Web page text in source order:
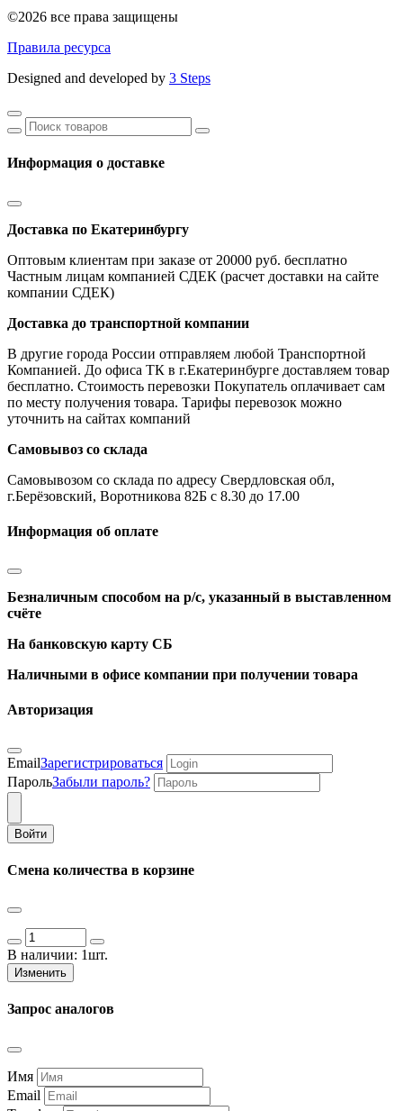
©2026 все права защищены
Правила ресурса
Designed and developed by 3 Steps
Информация о доставке
Доставка по Екатеринбургу
Оптовым клиентам при заказе от 20000 руб. бесплатно
Частным лицам компанией СДЕК (расчет доставки на сайте
компании СДЕК)
Доставка до транспортной компании
В другие города России отправляем любой Транспортной
Компанией. До офиса ТК в г.Екатеринбурге доставляем товар
бесплатно. Стоимость перевозки Покупатель оплачивает сам
по месту получения товара. Тарифы перевозок можно
уточнить на сайтах компаний
Самовывоз со склада
Самовывозом со склада по адресу Свердловская обл,
г.Берёзовский, Воротникова 82Б с 8.30 до 17.00
Информация об оплате
Безналичным способом на р/с, указанный в выставленном
счёте
На банковскую карту СБ
Наличными в офисе компании при получении товара
Авторизация
EmailЗарегистрироваться
ПарольЗабыли пароль?
Войти
Смена количества в корзине
В наличии: 1шт.
Изменить
Запрос аналогов
Имя
Email